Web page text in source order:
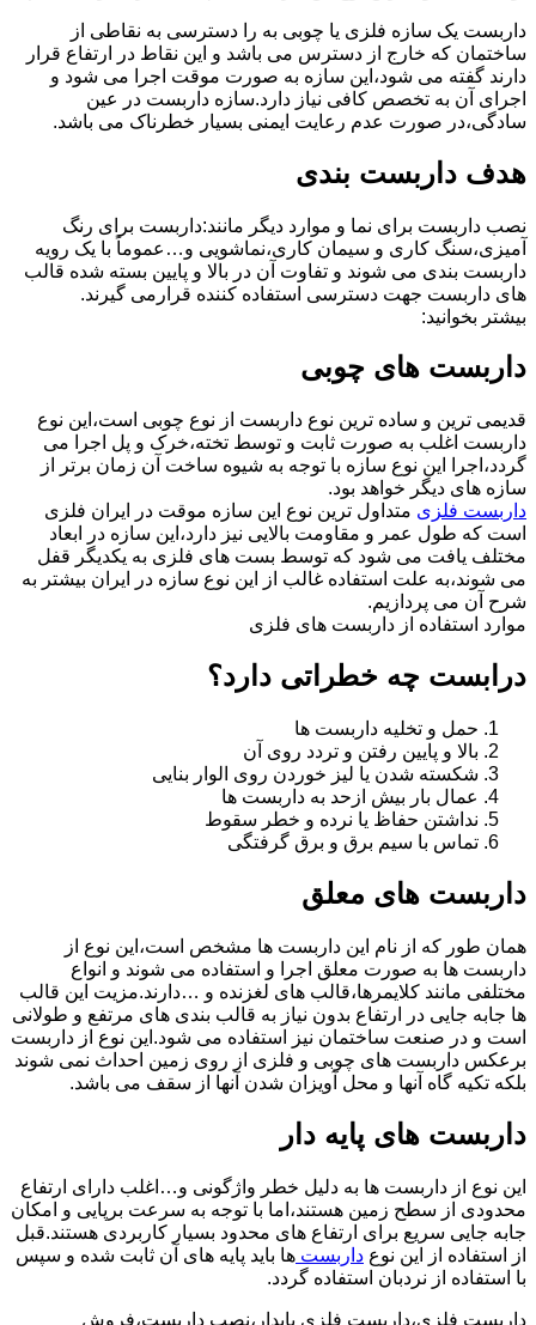
داربست یک سازه فلزی یا چوبی به را دسترسی به نقاطی از
ساختمان که خارج از دسترس می باشد و این نقاط در ارتفاع قرار
دارند گفته می شود،این سازه به صورت موقت اجرا می شود و
اجرای آن به تخصص کافی نیاز دارد.سازه داربست در عین
سادگی،در صورت عدم رعایت ایمنی بسیار خطرناک می باشد.
هدف داربست بندی
نصب داربست برای نما و موارد دیگر مانند:داربست برای رنگ
آمیزی،سنگ کاری و سیمان کاری،نماشویی و…عموماً با یک رویه
داربست بندی می شوند و تفاوت آن در بالا و پایین بسته شده قالب
های داربست جهت دسترسی استفاده کننده قرارمی گیرند.
بیشتر بخوانید:
داربست های چوبی
قدیمی ترین و ساده ترین نوع داربست از نوع چوبی است،این نوع
داربست اغلب به صورت ثابت و توسط تخته،خرک و پل اجرا می
گردد،اجرا این نوع سازه با توجه به شیوه ساخت آن زمان برتر از
سازه های دیگر خواهد بود.
داربست فلزی متداول ترین نوع این سازه موقت در ایران فلزی
است که طول عمر و مقاومت بالایی نیز دارد،این سازه در ابعاد
مختلف یافت می شود که توسط بست های فلزی به یکدیگر قفل
می شوند،به علت استفاده غالب از این نوع سازه در ایران بیشتر به
شرح آن می پردازیم.
موارد استفاده از داربست های فلزی
درابست چه خطراتی دارد؟
حمل و تخلیه داربست ها
بالا و پایین رفتن و تردد روی آن
شکسته شدن یا لیز خوردن روی الوار بنایی
عمال بار بیش ازحد به داربست ها
نداشتن حفاظ یا نرده و خطر سقوط
تماس با سیم برق و برق گرفتگی
داربست های معلق
همان طور که از نام این داربست ها مشخص است،این نوع از
داربست ها به صورت معلق اجرا و استفاده می شوند و انواع
مختلفی مانند کلایمرها،قالب های لغزنده و …دارند.مزیت این قالب
ها جابه جایی در ارتفاع بدون نیاز به قالب بندی های مرتفع و طولانی
است و در صنعت ساختمان نیز استفاده می شود.این نوع از داربست
برعکس داربست های چوبی و فلزی از روی زمین احداث نمی شوند
بلکه تکیه گاه آنها و محل آویزان شدن آنها از سقف می باشد.
داربست های پایه دار
این نوع از داربست ها به دلیل خطر واژگونی و…اغلب دارای ارتفاع
محدودی از سطح زمین هستند،اما با توجه به سرعت برپایی و امکان
جابه جایی سریع برای ارتفاع های محدود بسیار کاربردی هستند.قبل
از استفاده از این نوع داربست ها باید پایه های آن ثابت شده و سپس
با استفاده از نردبان استفاده گردد.
داربست فلزی،داربست فلزی پایدار،نصب داربست،فروش